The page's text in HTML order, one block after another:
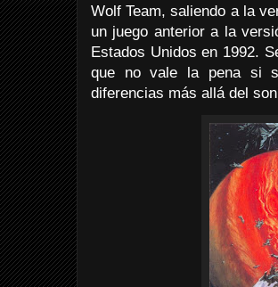
Wolf Team, saliendo a la
un juego anterior a la
Estados Unidos en 1992.
que no vale la pena si
diferencias más allá del